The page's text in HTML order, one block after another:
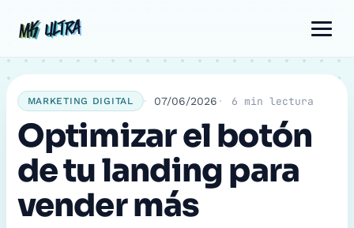
MK ULTRA
MK ULTRA
MARKETING DIGITAL 07/06/2026 6 min lectura
Optimizar el botón
de tu landing para
vender más
electrónico